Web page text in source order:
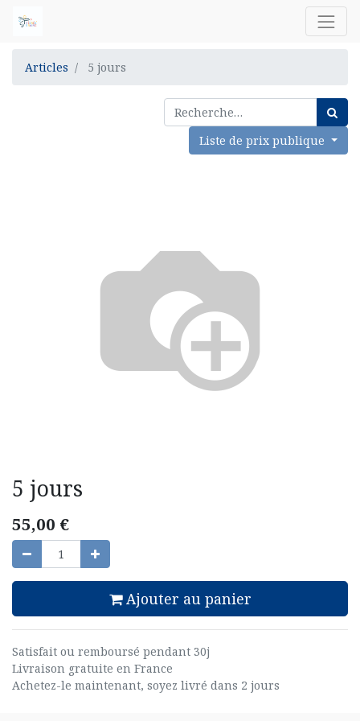
Articles 5 jours
Liste de prix publique
5 jours
55,00 €
Ajouter au panier
Satisfait ou remboursé pendant 30j
Livraison gratuite en France
Achetez-le maintenant, soyez livré dans 2 jours